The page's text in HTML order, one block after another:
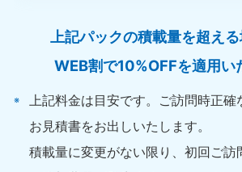
上記パックの積載量を超える
WEB割で10%OFFを適用い
上記料金は目安です。ご訪問時正確
お見積書をお出しいたします。
積載量に変更がない限り、初回ご訪